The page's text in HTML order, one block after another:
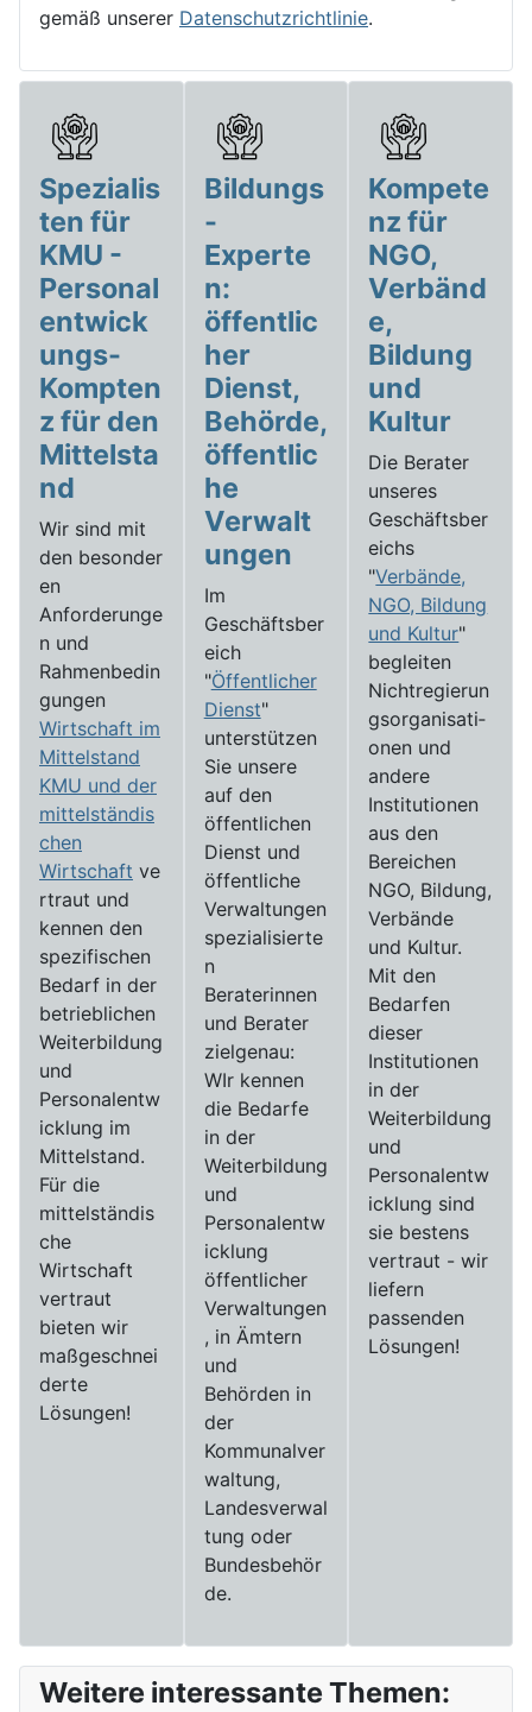
gemäß unserer Datenschutzrichtlinie.
Spezialis
ten für
KMU -
Personal
entwick
ungs-
Kompten
z für den
Mittelsta
nd
Wir sind mit
den besonder
en
Anforderunge
n und
Rahmenbedin
gungen
Wirtschaft im
Mittelstand
KMU und der
mittelständis
chen
Wirtschaft ve
rtraut und
kennen den
spezifischen
Bedarf in der
betrieblichen
Weiterbildung
und
Personalentw
icklung im
Mittelstand.
Für die
mittelständis
che
Wirtschaft
vertraut
bieten wir
maßgeschnei
derte
Lösungen!
Bildungs
-
Experte
n:
öffentlic
her
Dienst,
Behörde,
öffentlic
he
Verwalt
ungen
Im
Geschäftsber
eich
"Öffentlicher
Dienst"
unterstützen
Sie unsere
auf den
öffentlichen
Dienst und
öffentliche
Verwaltungen
spezialisierte
n
Beraterinnen
und Berater
zielgenau:
WIr kennen
die Bedarfe
in der
Weiterbildung
und
Personalentw
icklung
öffentlicher
Verwaltungen
, in Ämtern
und
Behörden in
der
Kommunalver
waltung,
Landesverwal
tung oder
Bundesbehör
de.
Kompete
nz für
NGO,
Verbänd
e,
Bildung
und
Kultur
Die Berater
unseres
Geschäftsber
eichs
"Verbände,
NGO, Bildung
und Kultur"
begleiten
Nichtregierun
gs­­­organi­sati­
onen und
andere
Institutionen
aus den
Bereichen
NGO, Bildung,
Verbände
und Kultur.
Mit den
Bedarfen
dieser
Institutionen
in der
Weiterbildung
und
Personalentw
icklung sind
sie bestens
vertraut - wir
liefern
passenden
Lösungen!
Weitere interessante Themen: